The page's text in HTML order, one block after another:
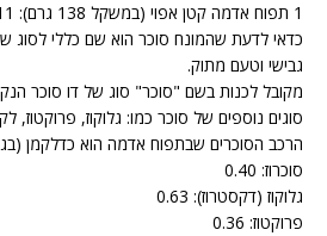
1 תפוח אדמה קטן אפוי (במשקל 138 גרם): 2.11 גרם סוכר.
כדאי לדעת שהמונח סוכר הוא שם כללי לסוג
גבישי וטעם מתוק.
מקובל לכנות בשם "סוכר" סוג של דו סוכר
סוגים נוספים של סוכר כמו: גלוקוז, פרוקטוז,
הרכב הסוכרים שבתפוח אדמה הוא כדלקמן
סוכרוז: 0.40
גלוקוז (דקסטרוז): 0.63
פרוקטוז: 0.36